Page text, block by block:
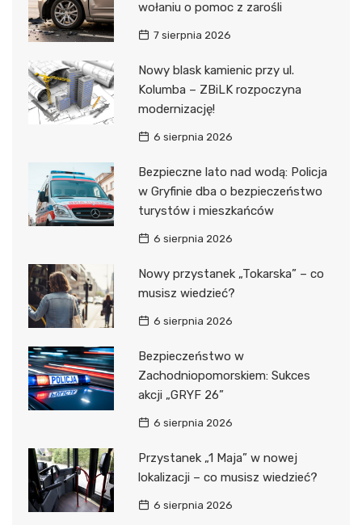
wołaniu o pomoc z zarośli
7 sierpnia 2026
Nowy blask kamienic przy ul.
Kolumba – ZBiLK rozpoczyna
modernizację!
6 sierpnia 2026
Bezpieczne lato nad wodą: Policja
w Gryfinie dba o bezpieczeństwo
turystów i mieszkańców
6 sierpnia 2026
Nowy przystanek „Tokarska” – co
musisz wiedzieć?
6 sierpnia 2026
Bezpieczeństwo w
Zachodniopomorskiem: Sukces
akcji „GRYF 26”
6 sierpnia 2026
Przystanek „1 Maja” w nowej
lokalizacji – co musisz wiedzieć?
6 sierpnia 2026